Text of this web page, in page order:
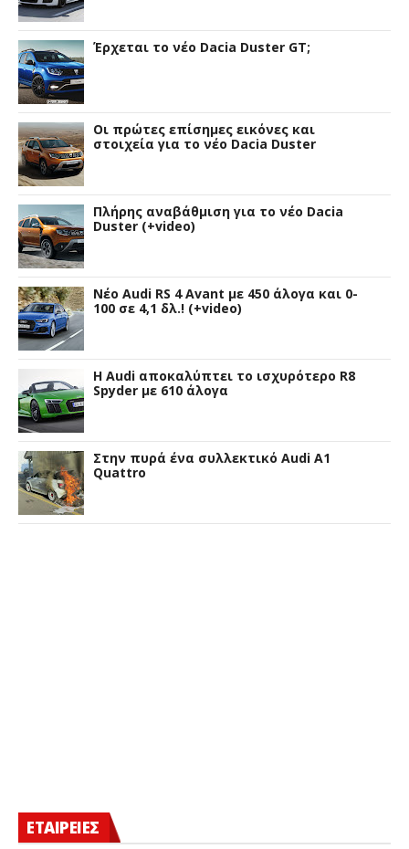
Έρχεται το νέο Dacia Duster GT;
Οι πρώτες επίσημες εικόνες και
στοιχεία για το νέο Dacia Duster
Πλήρης αναβάθμιση για το νέο Dacia
Duster (+video)
Νέο Audi RS 4 Avant με 450 άλογα και 0-
100 σε 4,1 δλ.! (+video)
Η Audi αποκαλύπτει το ισχυρότερο R8
Spyder με 610 άλογα
Στην πυρά ένα συλλεκτικό Audi A1
Quattro
ΕΤΑΙΡΕΙΕΣ